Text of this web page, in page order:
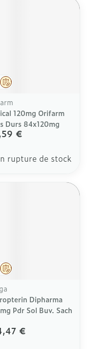
Sur prescription
120mg Orifarm
Durs 84x120mg
€
rupture de stock
Sur prescription
Dipharma
Pdr Sol Buv. Sach
€